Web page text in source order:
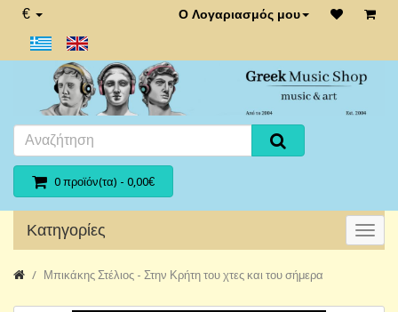
€ Ο Λογαριασμός μου
0 προϊόν(τα) - 0,00€
Κατηγορίες
Μπικάκης Στέλιος - Στην Κρήτη του χτες και του σήμερα